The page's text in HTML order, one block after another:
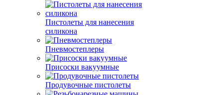
Пистолеты для нанесения
силикона
Пневмостеплеры
Присоски вакуумные
Продувочные пистолеты